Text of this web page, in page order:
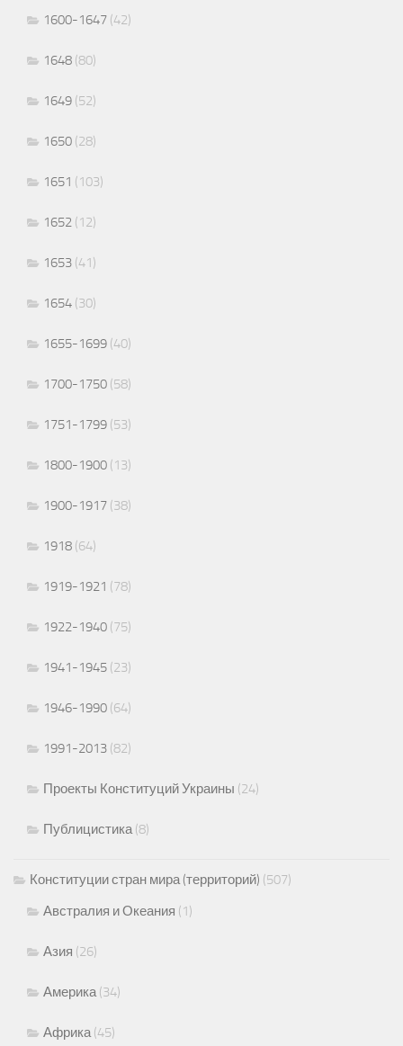
1600-1647 (42)
1648 (80)
1649 (52)
1650 (28)
1651 (103)
1652 (12)
1653 (41)
1654 (30)
1655-1699 (40)
1700-1750 (58)
1751-1799 (53)
1800-1900 (13)
1900-1917 (38)
1918 (64)
1919-1921 (78)
1922-1940 (75)
1941-1945 (23)
1946-1990 (64)
1991-2013 (82)
Проекты Конституций Украины (24)
Публицистика(8)
Конституции стран мира (территорий) (507)
Австралия и Океания (1)
Азия (26)
Америка(34)
Африка(45)